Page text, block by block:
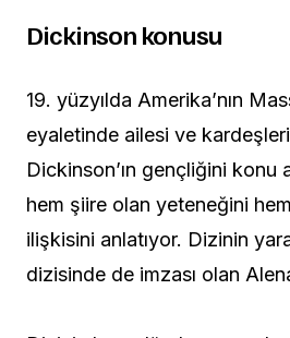
Dickinson konusu
19. yüzyılda Amerika’nın
eyaletinde ailesi ve
Dickinson’ın gençliğini konu
hem şiire olan yeteneğini
ilişkisini anlatıyor. Dizinin
dizisinde de imzası olan